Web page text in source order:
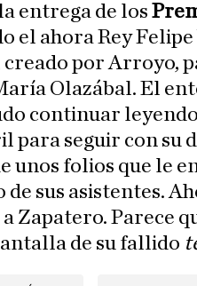
entrega de los
el ahora Rey
creado por Arroyo,
Olazábal. El
continuar
para seguir con su
unos folios que le
de sus asistentes.
Zapatero. Parece
de su fallido